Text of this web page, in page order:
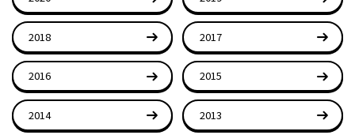
2018 2017
2016 2015
2014 2013